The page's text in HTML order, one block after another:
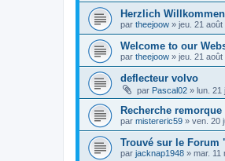
Herzlich
par theejoow » jeu. 21
Welcome to our
par theejoow » jeu. 21
deflecteur volvo
par Pascal02 » lun. 21
Recherche
par mistereric59 » ven. 20
Trouvé sur le Forum
par jacknap1948 » mar. 11